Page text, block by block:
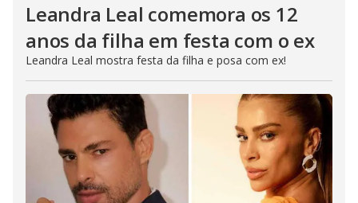
Leandra Leal comemora os 12
anos da filha em festa com o ex
Leandra Leal mostra festa da filha e posa com ex!